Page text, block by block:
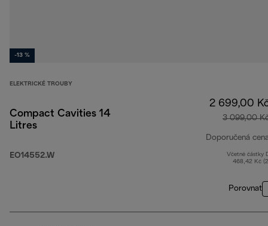
-13 %
ELEKTRICKÉ TROUBY
Compact Cavities 14
Litres
EO14552.W
2 699,00
3 099,00
Doporučená
Včetně částky
468,42 Kč
Porovnat